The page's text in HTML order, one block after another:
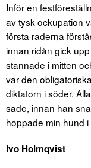
Inför en
av tysk ockupation
första raderna
innan ridån gick
stannade i mitten
var den
diktatorn i söder.
sade, innan han
hoppade min hund i
Ivo Holmqvist